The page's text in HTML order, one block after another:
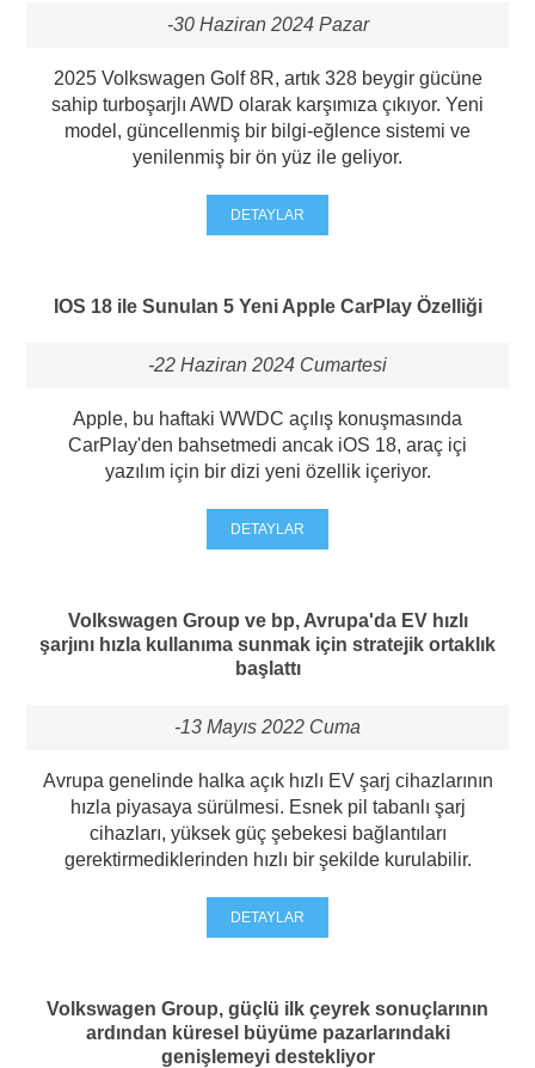
-30 Haziran 2024 Pazar
2025 Volkswagen Golf 8R, artık 328 beygir gücüne
sahip turboşarjlı AWD olarak karşımıza çıkıyor. Yeni
model, güncellenmiş bir bilgi-eğlence sistemi ve
yenilenmiş bir ön yüz ile geliyor.
DETAYLAR
IOS 18 ile Sunulan 5 Yeni Apple CarPlay Özelliği
-22 Haziran 2024 Cumartesi
Apple, bu haftaki WWDC açılış konuşmasında
CarPlay'den bahsetmedi ancak iOS 18, araç içi
yazılım için bir dizi yeni özellik içeriyor.
DETAYLAR
Volkswagen Group ve bp, Avrupa'da EV hızlı
şarjını hızla kullanıma sunmak için stratejik ortaklık
başlattı
-13 Mayıs 2022 Cuma
Avrupa genelinde halka açık hızlı EV şarj cihazlarının
hızla piyasaya sürülmesi. Esnek pil tabanlı şarj
cihazları, yüksek güç şebekesi bağlantıları
gerektirmediklerinden hızlı bir şekilde kurulabilir.
DETAYLAR
Volkswagen Group, güçlü ilk çeyrek sonuçlarının
ardından küresel büyüme pazarlarındaki
genişlemeyi destekliyor